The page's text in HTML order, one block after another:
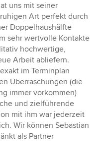
uns mit seiner
Art perfekt durch
Doppelhaushälfte
sehr wertvolle Kontakte
hochwertige,
Arbeit abliefern.
im Terminplan
Überraschungen (die
immer vorkommen)
und zielführende
mit ihm war jederzeit
Wir können Sebastian
als Partner